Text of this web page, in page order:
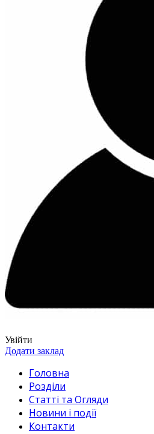
Увійти
Додати заклад
Головна
Розділи
Статті та Огляди
Новини і події
Контакти